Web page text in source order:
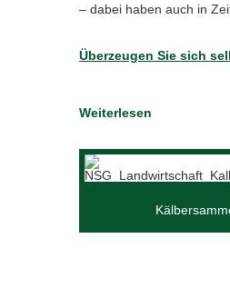
– dabei haben auch in
Überzeugen Sie sich
Weiterlesen